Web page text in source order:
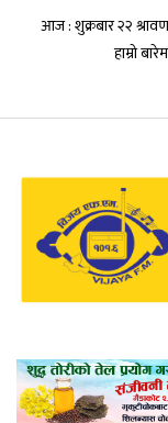
आज : शुक्रबार २२
हाम्रो